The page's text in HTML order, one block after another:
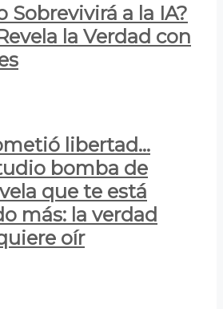
Sobrevivirá a la IA?
la Verdad con
libertad…
bomba de
que te está
más: la verdad
oír